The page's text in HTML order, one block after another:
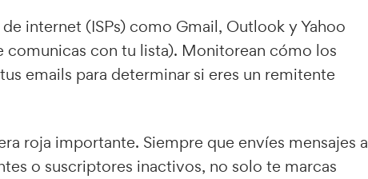
internet (ISPs) como Gmail, Outlook y Yahoo
comunicas con tu lista). Monitorean cómo los
emails para determinar si eres un remitente
roja importante. Siempre que envíes mensajes a
o suscriptores inactivos, no solo te marcas